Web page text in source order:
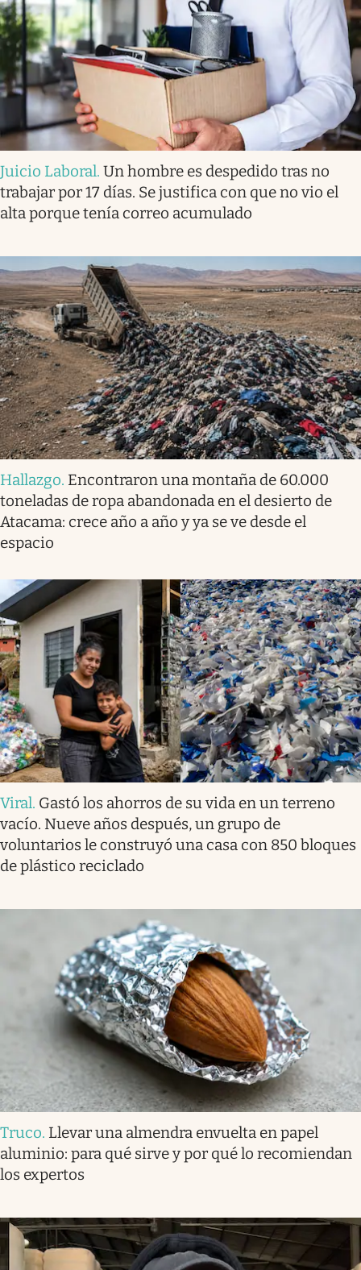
Juicio Laboral. Un hombre es despedido tras no
trabajar por 17 días. Se justifica con que no vio el
alta porque tenía correo acumulado
Hallazgo. Encontraron una montaña de 60.000
toneladas de ropa abandonada en el desierto de
Atacama: crece año a año y ya se ve desde el
espacio
Viral. Gastó los ahorros de su vida en un terreno
vacío. Nueve años después, un grupo de
voluntarios le construyó una casa con 850 bloques
de plástico reciclado
Truco. Llevar una almendra envuelta en papel
aluminio: para qué sirve y por qué lo recomiendan
los expertos